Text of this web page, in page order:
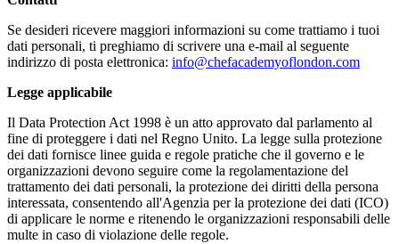
Se desideri ricevere maggiori informazioni su come trattiamo i tuoi
dati personali, ti preghiamo di scrivere una e-mail al seguente
indirizzo di posta elettronica: info@chefacademyoflondon.com
Legge applicabile
Il Data Protection Act 1998 è un atto approvato dal parlamento al
fine di proteggere i dati nel Regno Unito. La legge sulla protezione
dei dati fornisce linee guida e regole pratiche che il governo e le
organizzazioni devono seguire come la regolamentazione del
trattamento dei dati personali, la protezione dei diritti della persona
interessata, consentendo all'Agenzia per la protezione dei dati (ICO)
di applicare le norme e ritenendo le organizzazioni responsabili delle
multe in caso di violazione delle regole.